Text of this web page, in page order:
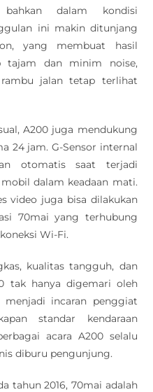
dalam kondisi
ini makin ditunjang
yang membuat hasil
tajam dan minim noise,
jalan tetap terlihat
A200 juga mendukung
24 jam. G-Sensor internal
otomatis saat terjadi
dalam keadaan mati.
video juga bisa dilakukan
70mai yang terhubung
Wi-Fi.
kualitas tangguh, dan
tak hanya digemari oleh
incaran penggiat
standar kendaraan
acara A200 selalu
diburu pengunjung.
tahun 2016, 70mai adalah